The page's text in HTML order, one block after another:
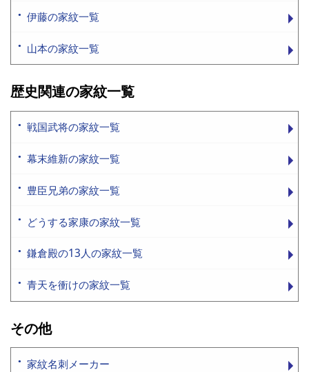
伊藤の家紋一覧
山本の家紋一覧
歴史関連の家紋一覧
戦国武将の家紋一覧
幕末維新の家紋一覧
豊臣兄弟の家紋一覧
どうする家康の家紋一覧
鎌倉殿の13人の家紋一覧
青天を衝けの家紋一覧
その他
家紋名刺メーカー